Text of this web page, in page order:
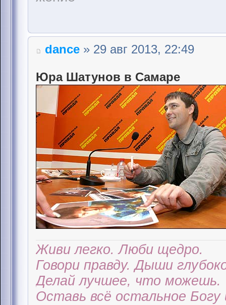
dance » 29 авг 2013, 22:49
Юра Шатунов в Самаре
Живи легко. Люби щедро.
Говори правду. Дыши
Делай лучшее, что можешь.
Оставь всё остальное Богу